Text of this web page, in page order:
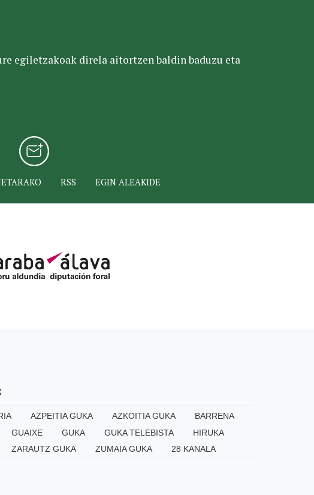
egiletzakoak direla aitortzen baldin baduzu eta
RSS EGIN ALEAKIDE
AZPEITIA GUKA AZKOITIA GUKA
BARRENA
GUAIXE GUKA GUKA TELEBISTA
HIRUKA
ZARAUTZ GUKA ZUMAIA GUKA 28 KANALA